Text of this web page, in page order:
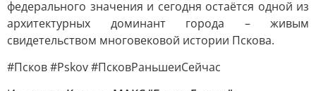
федерального значения и сегодня остаётся одной из
архитектурных доминант города – живым
свидетельством многовековой истории Пскова.
#Псков #Pskov #ПсковРаньшеиСейчас